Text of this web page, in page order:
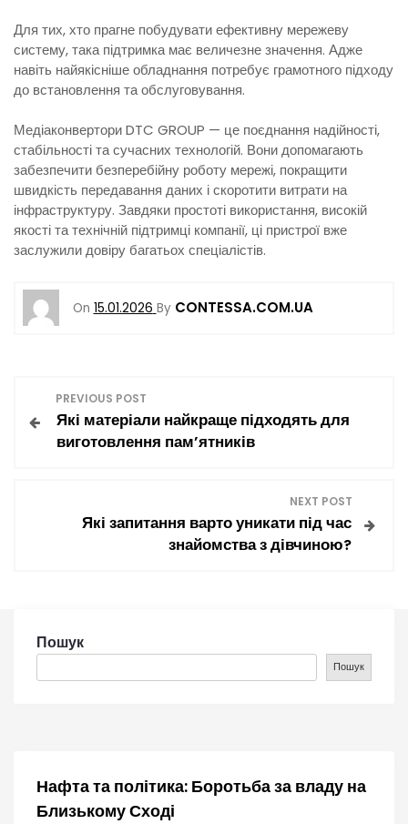
Для тих, хто прагне побудувати ефективну мережеву
систему, така підтримка має величезне значення. Адже
навіть найякісніше обладнання потребує грамотного підходу
до встановлення та обслуговування.
Медіаконвертори DTC GROUP — це поєднання надійності,
стабільності та сучасних технологій. Вони допомагають
забезпечити безперебійну роботу мережі, покращити
швидкість передавання даних і скоротити витрати на
інфраструктуру. Завдяки простоті використання, високій
якості та технічній підтримці компанії, ці пристрої вже
заслужили довіру багатьох спеціалістів.
On 15.01.2026 By CONTESSA.COM.UA
PREVIOUS POST
Які матеріали найкраще підходять для
виготовлення пам’ятників
NEXT POST
Які запитання варто уникати під час
знайомства з дівчиною?
Пошук
Пошук
Нафта та політика: Боротьба за владу на
Близькому Сході